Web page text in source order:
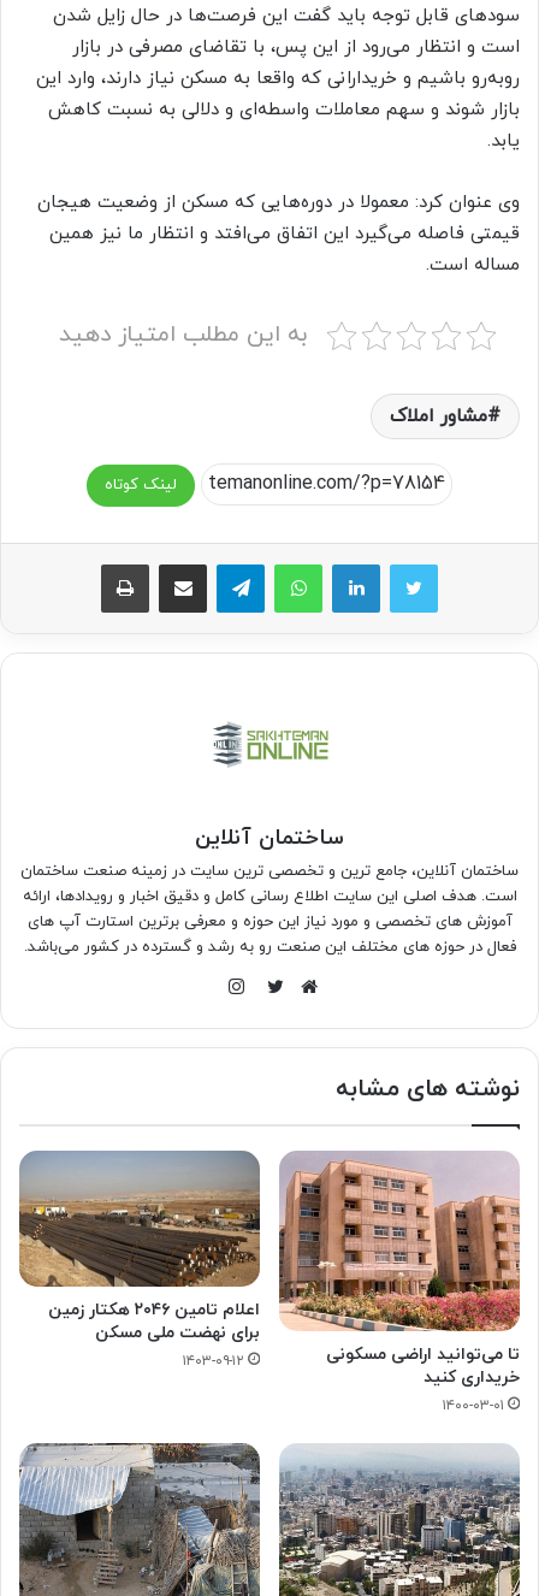
سود‌های قابل توجه باید گفت این فرصت‌ها در حال زایل شدن
است و انتظار می‌رود از این پس، با تقاضای مصرفی در بازار
روبه‌رو باشیم و خریدارانی که واقعا به مسکن نیاز دارند، وارد این
بازار شوند و سهم معاملات واسطه‌ای و دلالی به نسبت کاهش
یابد.
وی عنوان کرد: معمولا در دوره‌هایی که مسکن از وضعیت هیجان
قیمتی فاصله می‌گیرد این اتفاق می‌افتد و انتظار ما نیز همین
مساله است.
به این مطلب امتیاز دهید
مشاور املاک
لینک کوتاه
واتس آپ تلگرام اشتراک گذاری از طریق ایمیل چاپ
ساختمان آنلاین
ساختمان آنلاین، جامع ترین و تخصصی ترین سایت در زمینه صنعت ساختمان
است. هدف اصلی این سایت اطلاع رسانی کامل و دقیق اخبار و رویدادها، ارائه
آموزش های تخصصی و مورد نیاز این حوزه و معرفی برترین استارت آپ های
فعال در حوزه های مختلف این صنعت رو به رشد و گسترده در کشور می‌باشد.
نوشته های مشابه
تا می‌توانید اراضی مسکونی
خریداری کنید
۱۴۰۰-۰۳-۰۱
اعلام تامین ۲۰۴۶ هکتار زمین
برای نهضت ملی مسکن
۱۴۰۳-۰۹-۱۲